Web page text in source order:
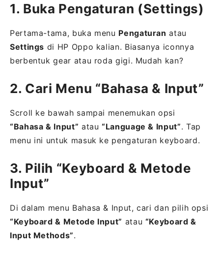
1. Buka Pengaturan (Settings)
Pertama-tama, buka menu Pengaturan atau
Settings di HP Oppo kalian. Biasanya iconnya
berbentuk gear atau roda gigi. Mudah kan?
2. Cari Menu “Bahasa & Input”
Scroll ke bawah sampai menemukan opsi
“Bahasa & Input” atau“Language & Input”. Tap
menu ini untuk masuk ke pengaturan keyboard.
3. Pilih “Keyboard & Metode
Input”
Di dalam menu Bahasa & Input, cari dan pilih opsi
“Keyboard & Metode Input” atau “Keyboard &
Input Methods”.